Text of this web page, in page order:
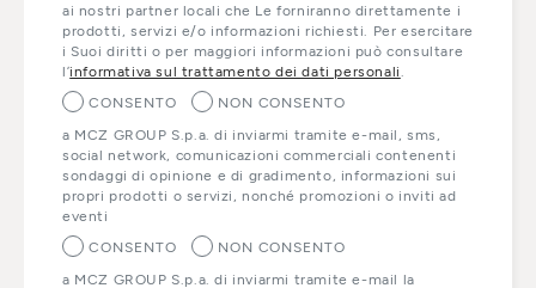
ai nostri partner locali che Le forniranno direttamente i
prodotti, servizi e/o informazioni richiesti. Per esercitare
i Suoi diritti o per maggiori informazioni può consultare
l’informativa sul trattamento dei dati personali
CONSENTO
NON CONSENTO
a MCZ GROUP S.p.a. di inviarmi tramite e-mail, sms,
social network, comunicazioni commerciali contenenti
sondaggi di opinione e di gradimento, informazioni sui
propri prodotti o servizi, nonché promozioni o inviti ad
eventi
CONSENTO
NON CONSENTO
a MCZ GROUP S.p.a. di inviarmi tramite e-mail la